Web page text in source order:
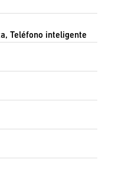
Teléfono inteligente